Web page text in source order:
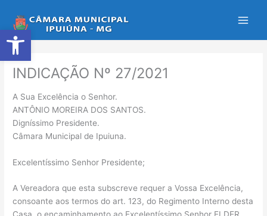
Abrir a barra de ferramentas
para
o
conteúdo
INDICAÇÃO Nº 27/2021
A Sua Excelência o Senhor.
ANTÔNIO MOREIRA DOS SANTOS.
Digníssimo Presidente.
Câmara Municipal de Ipuiuna.
Excelentíssimo Senhor Presidente;
A Vereadora que esta subscreve requer a Vossa Excelência,
consoante aos termos do art. 123, do Regimento Interno desta